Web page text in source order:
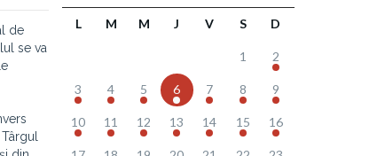
de
se va
L M M J V S D
1 2
3 4 5 6 7 8 9
10 11 12 13 14 15 16